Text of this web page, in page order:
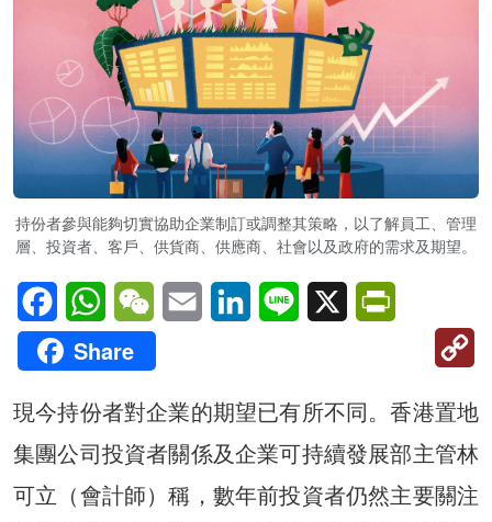
持份者參與能夠切實協助企業制訂或調整其策略，以了解員工、管理
層、投資者、客戶、供貨商、供應商、社會以及政府的需求及期望。
FacebookWhatsAppWeChatEmail LinkedInLine X
Share
現今持份者對企業的期望已有所不同。香港置地
集團公司投資者關係及企業可持續發展部主管林
可立（會計師）稱，數年前投資者仍然主要關注